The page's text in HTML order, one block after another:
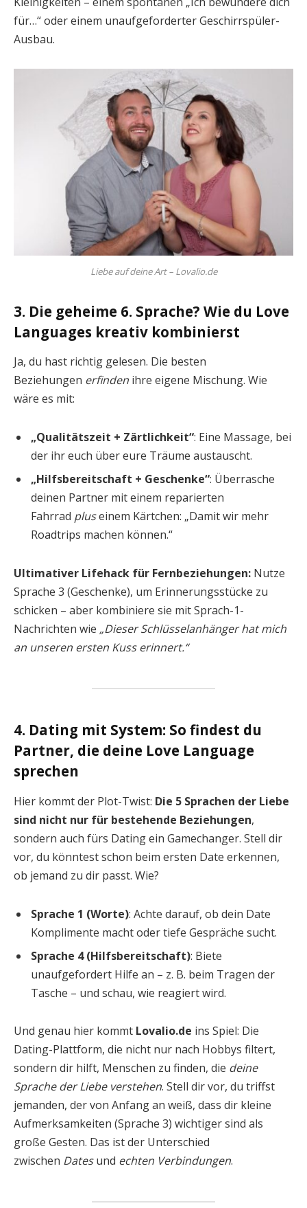
für…“ oder einem unaufgeforderter Geschirrspüler-
Ausbau.
Liebe auf deine Art – Lovalio.de
3. Die geheime 6. Sprache? Wie du Love
Languages kreativ kombinierst
Ja, du hast richtig gelesen. Die besten
Beziehungen erfinden ihre eigene Mischung. Wie
wäre es mit:
„Qualitätszeit + Zärtlichkeit“: Eine Massage, bei
der ihr euch über eure Träume austauscht.
„Hilfsbereitschaft + Geschenke“: Überrasche
deinen Partner mit einem reparierten
Fahrrad pluseinem Kärtchen: „Damit wir mehr
Roadtrips machen können.“
Ultimativer Lifehack für Fernbeziehungen: Nutze
Sprache 3 (Geschenke), um Erinnerungsstücke zu
schicken – aber kombiniere sie mit Sprach-1-
Nachrichten wie „Dieser Schlüsselanhänger hat mich
an unseren ersten Kuss erinnert.“
4. Dating mit System: So findest du
Partner, die deine Love Language
sprechen
Hier kommt der Plot-Twist: Die 5 Sprachen der Liebe
sind nicht nur für bestehende Beziehungen,
sondern auch fürs Dating ein Gamechanger. Stell dir
vor, du könntest schon beim ersten Date erkennen,
ob jemand zu dir passt. Wie?
Sprache 1 (Worte): Achte darauf, ob dein Date
Komplimente macht oder tiefe Gespräche sucht.
Sprache 4 (Hilfsbereitschaft): Biete
unaufgefordert Hilfe an – z. B. beim Tragen der
Tasche – und schau, wie reagiert wird.
Und genau hier kommt Lovalio.de ins Spiel: Die
Dating-Plattform, die nicht nur nach Hobbys filtert,
sondern dir hilft, Menschen zu finden, die deine
Sprache der Liebe verstehen. Stell dir vor, du triffst
jemanden, der von Anfang an weiß, dass dir kleine
Aufmerksamkeiten (Sprache 3) wichtiger sind als
große Gesten. Das ist der Unterschied
zwischen Datesund echten Verbindungen.